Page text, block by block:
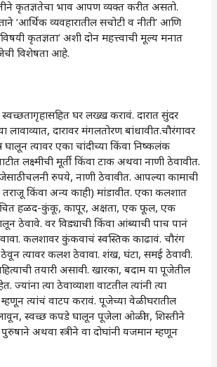
कृतज्ञतेचा भाव आपण व्यक्त करीत असतो.
‌’आर्थिक व्यवहारातील सचोटी व नीती‌’ आणि
कृतज्ञता‌’ अशी दोन महत्त्वाची मूल्य मनात
विशेषता आहे.
घर लख्ख करावं. दारात सुंदर
लावाव्यात, दारावर मंगलतोरण बांधावीत.चौरंगावर
घालून त्यावर एका चांदीच्या किंवा निष्कलंक
लक्ष्मीची मूर्ती किंवा टाक अथवा नाणी ठेवावीत.
चलनी रुपये, नाणी ठेवावीत. आपल्या कामाची
किंवा अन्य काही) मांडावीत. एका कलशात
हळद-कुंकू, कापूर, अक्षता, एक फूल, एक
ठेवावे. वर विड्याची किंवा आंब्याची पाच पानं
कलशावर कुंकवाचं स्वस्तिक काढावं. चौरंग
ठेवून त्यावर कलश ठेवावा. शंख, घंटा, समई ठेवावी.
तयारी असावी. खारका, बदाम या पूजेतील
ज्यांना त्या ठेवाव्याशा वाटतील त्यांनी त्या
म्हणून त्यांचं वाटप करावं. पूजेच्या वेळी घरातील
स्वच्छ कपडे घालून पूजेला ओळीत, शिस्तीने
पुरुषाने अथवा स्त्रीने वा दोघांनी यजमान म्हणून